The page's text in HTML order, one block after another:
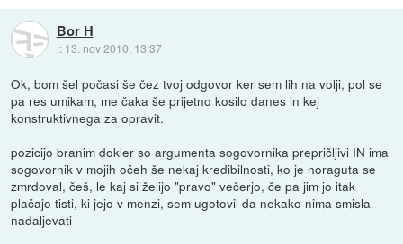
Bor H
:: 13. nov 2010, 13:37
Ok, bom šel počasi še čez tvoj odgovor ker sem lih na volji, pol se
pa res umikam, me čaka še prijetno kosilo danes in kej
konstruktivnega za opravit.
pozicijo branim dokler so argumenta sogovornika prepričljivi IN ima
sogovornik v mojih očeh še nekaj kredibilnosti, ko je noraguta se
zmrdoval, češ, le kaj si želijo "pravo" večerjo, če pa jim jo itak
plačajo tisti, ki jejo v menzi, sem ugotovil da nekako nima smisla
nadaljevati